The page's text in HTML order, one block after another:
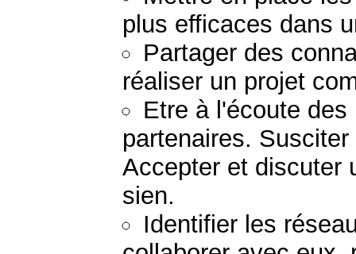
plus efficaces dans
Partager des
réaliser un projet
Etre à l'écoute
partenaires.
Accepter et discuter
sien.
Identifier les